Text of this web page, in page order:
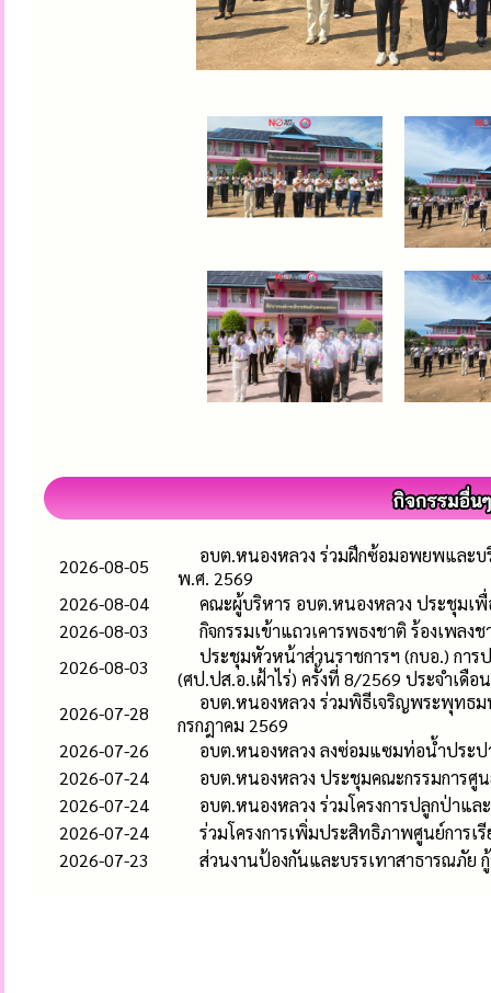
2026-08-05
อบต.หนองหลวง ร่วมฝึกซ้อมอพยพและบ
พ.ศ. 2569
2026-08-04
คณะผู้บริหาร อบต.หนองหลวง ประชุมเพื่
2026-08-03
กิจกรรมเข้าแถวเคารพธงชาติ ร้องเพล
2026-08-03
ประชุมหัวหน้าส่วนราชการฯ (กบอ.) การ
(ศป.ปส.อ.เฝ้าไร่) ครั้งที่ 8/2569 ประจำเดือ
2026-07-28
อบต.หนองหลวง ร่วมพิธีเจริญพระพุทธ
กรกฎาคม 2569
2026-07-26
อบต.หนองหลวง ลงซ่อมแซมท่อน้ำประ
2026-07-24
อบต.หนองหลวง ประชุมคณะกรรมการศู
2026-07-24
อบต.หนองหลวง ร่วมโครงการปลูกป่าแ
2026-07-24
ร่วมโครงการเพิ่มประสิทธิภาพศูนย์การ
2026-07-23
ส่วนงานป้องกันและบรรเทาสาธารณภั